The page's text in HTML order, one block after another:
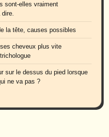
sont-elles vraiment
la tête, causes possibles
cheveux plus vite
sur le dessus du pied lorsque
ne va pas ?